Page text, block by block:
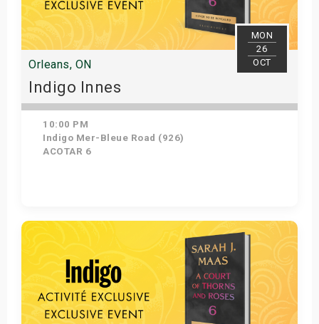
MON
26
OCT
Orleans, ON
Indigo Innes
10:00 PM
Indigo Mer-Bleue Road (926)
ACOTAR 6
Get Tickets